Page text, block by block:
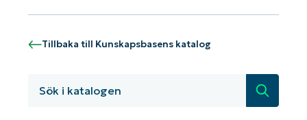
Tillbaka till Kunskapsbasens katalog
Sök
name*